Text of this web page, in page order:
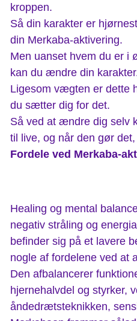
kroppen.
Så din karakter er
din Merkaba-aktivering.
Men uanset hvem du er i
kan du ændre din
Ligesom vægten er dette
du sætter dig for det.
Så ved at ændre dig selv
til live, og når den gør
Fordele ved Merkaba-
Healing og mental
negativ stråling og
befinder sig på et lavere
nogle af fordelene ved at
Den afbalancerer
hjernehalvdel og styrker,
åndedrætsteknikken,